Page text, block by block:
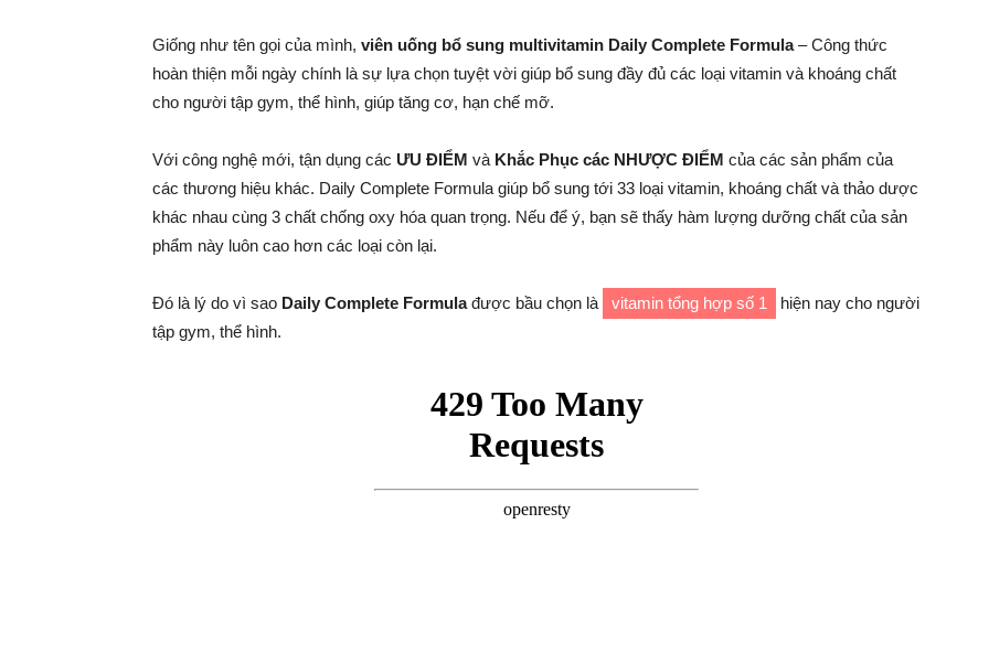
Giống như tên gọi của mình, viên uống bổ sung multivitamin Daily Complete Formula– Công thức
hoàn thiện mỗi ngày chính là sự lựa chọn tuyệt vời giúp bổ sung đầy đủ các loại vitamin và khoáng chất
cho người tập gym, thể hình, giúp tăng cơ, hạn chế mỡ.
Với công nghệ mới, tận dụng các ƯU ĐIỂM và Khắc Phục các NHƯỢC ĐIỂM của các sản phẩm của
các thương hiệu khác. Daily Complete Formula giúp bổ sung tới 33 loại vitamin, khoáng chất và thảo dược
khác nhau cùng 3 chất chống oxy hóa quan trọng. Nếu để ý, bạn sẽ thấy hàm lượng dưỡng chất của sản
phẩm này luôn cao hơn các loại còn lại.
Đó là lý do vì sao Daily Complete Formulađược bầu chọn là vitamin tổng hợp số 1
hiện nay cho người
tập gym, thể hình.